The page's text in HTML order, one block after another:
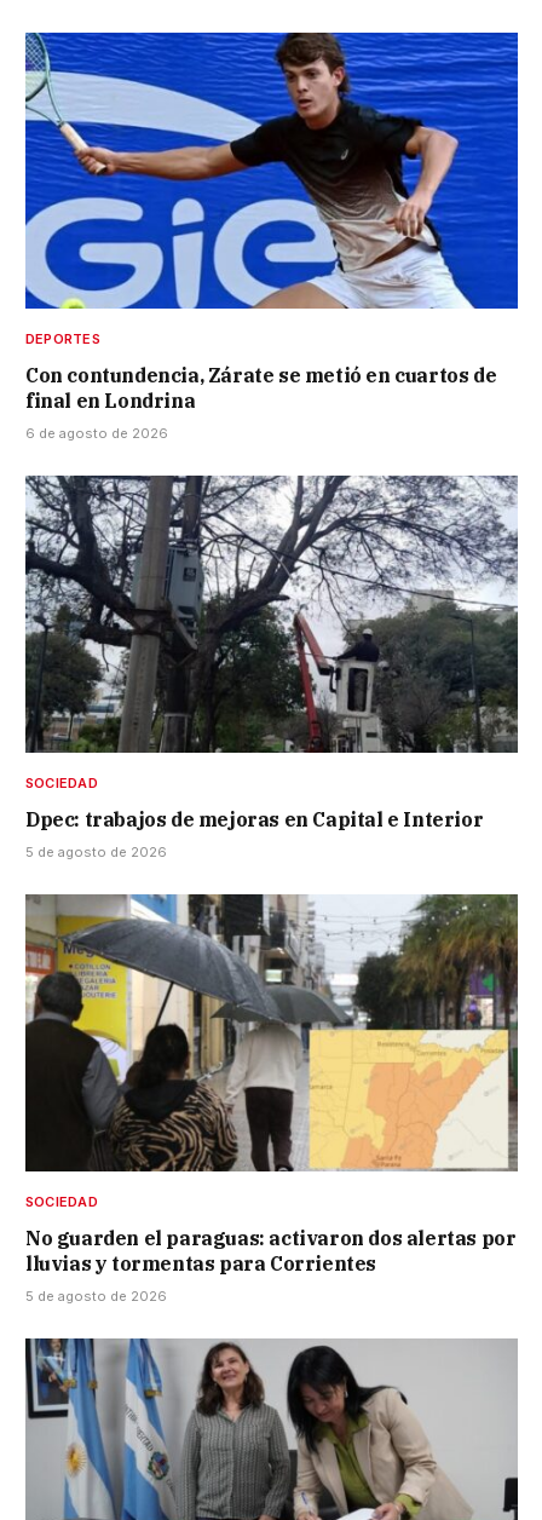
DEPORTES
Con contundencia, Zárate se metió en cuartos de
final en Londrina
6 de agosto de 2026
SOCIEDAD
Dpec: trabajos de mejoras en Capital e Interior
5 de agosto de 2026
SOCIEDAD
No guarden el paraguas: activaron dos alertas por
lluvias y tormentas para Corrientes
5 de agosto de 2026